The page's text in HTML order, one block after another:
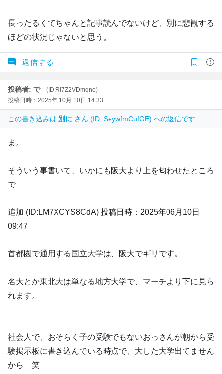
長ったるくてちゃんと記事読んでないけど、別に悲観する
ほどの状況じゃないと思う。
返信する
投稿者: で
(ID:Ri7Z2VDmqno)
投稿日時：2025年 10月 10日 14:33
この書き込みは 別に さん (ID: SeywfmCufGE) への返信です
ま。
そういう事書いて、いかにも阪大より上を匂わせたところ
で
追加 (ID:LM7XCYS8CdA) 投稿日時：2025年06月10日
09:47
首都圏で通用する国立大学は、阪大でギリです。
名大とか東北大は単なる地方大学で、マーチより下に見ら
れます。
社会人で、おそらく子の受験でもないおっさんが朝から受
験掲示板に書き込んでいる時点で、大した大学出てません
から 笑